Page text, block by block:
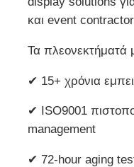
και event
Τα πλεονεκτήματά
✔ 15+ χρόνια
✔ ISO9001
management
✔ 72-hour aging